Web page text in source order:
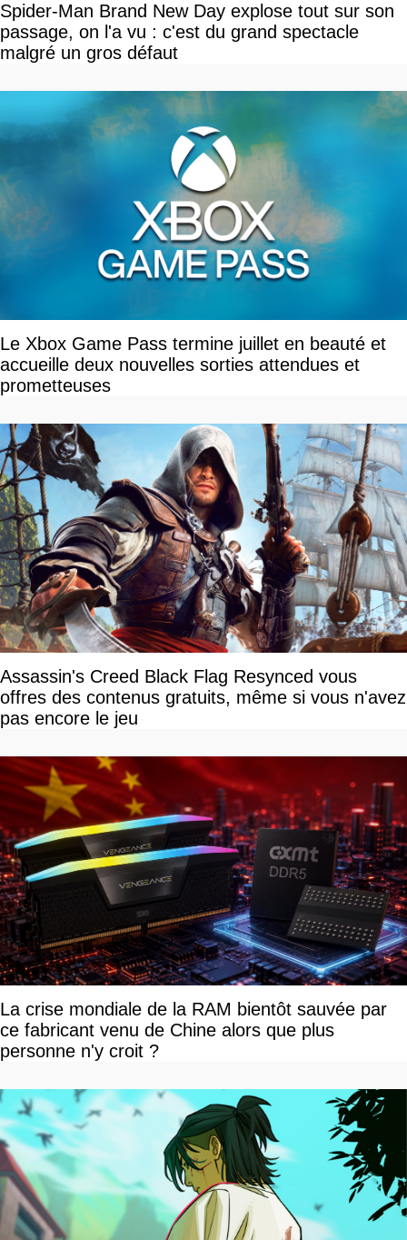
Spider-Man Brand New Day explose tout sur son
passage, on l'a vu : c'est du grand spectacle
malgré un gros défaut
Le Xbox Game Pass termine juillet en beauté et
accueille deux nouvelles sorties attendues et
prometteuses
Assassin's Creed Black Flag Resynced vous
offres des contenus gratuits, même si vous n'avez
pas encore le jeu
La crise mondiale de la RAM bientôt sauvée par
ce fabricant venu de Chine alors que plus
personne n'y croit ?